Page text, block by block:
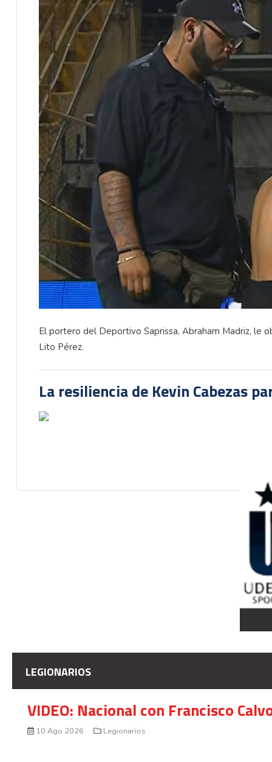
El portero del Deportivo Saprissa, Abraham Madriz, le
Lito Pérez.
La resiliencia de Kevin Cabezas
LEGIONARIOS
VIDEO: Nacional con Francisco
10 Ago 2026 Legionarios